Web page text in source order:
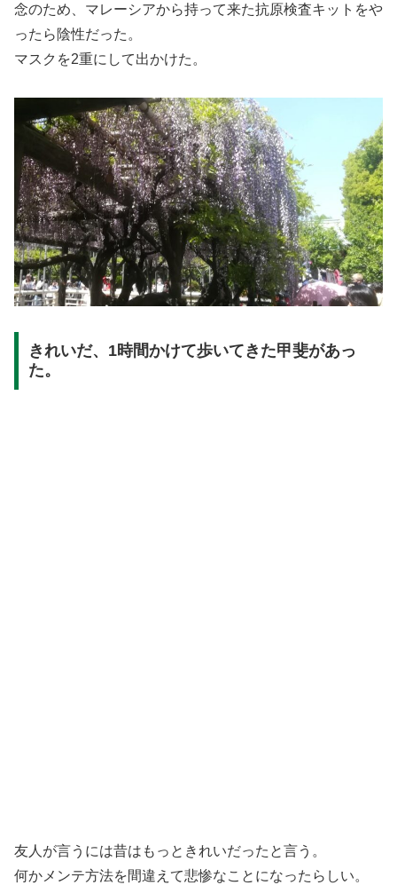
念のため、マレーシアから持って来た抗原検査キットをや
ったら陰性だった。
マスクを2重にして出かけた。
きれいだ、1時間かけて歩いてきた甲斐があっ
た。
友人が言うには昔はもっときれいだったと言う。
何かメンテ方法を間違えて悲惨なことになったらしい。